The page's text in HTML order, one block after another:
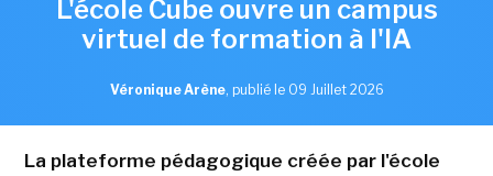
L'école Cube ouvre un campus
virtuel de formation à l'IA
Véronique Arène, publié le 09 Juillet 2026
La plateforme pédagogique créée par l'école